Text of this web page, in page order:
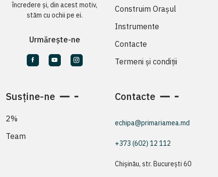
încredere și, din acest motiv,
stăm cu ochii pe ei.
Urmărește-ne
Construim Orașul
Instrumente
Contacte
Termeni și condiții
Susține-ne
2%
Team
Contacte
echipa@primariamea.md
+373 (602) 12 112
Chișinău, str. București 60